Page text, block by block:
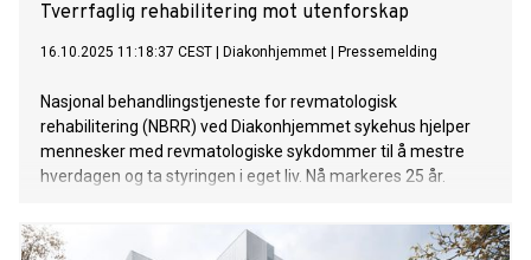
Tverrfaglig rehabilitering mot utenforskap
16.10.2025 11:18:37 CEST Diakonhjemmet Pressemelding
Nasjonal behandlingstjeneste for revmatologisk
rehabilitering (NBRR) ved Diakonhjemmet sykehus hjelper
mennesker med revmatologiske sykdommer til å mestre
hverdagen og ta styringen i eget liv. Nå markeres 25 år.